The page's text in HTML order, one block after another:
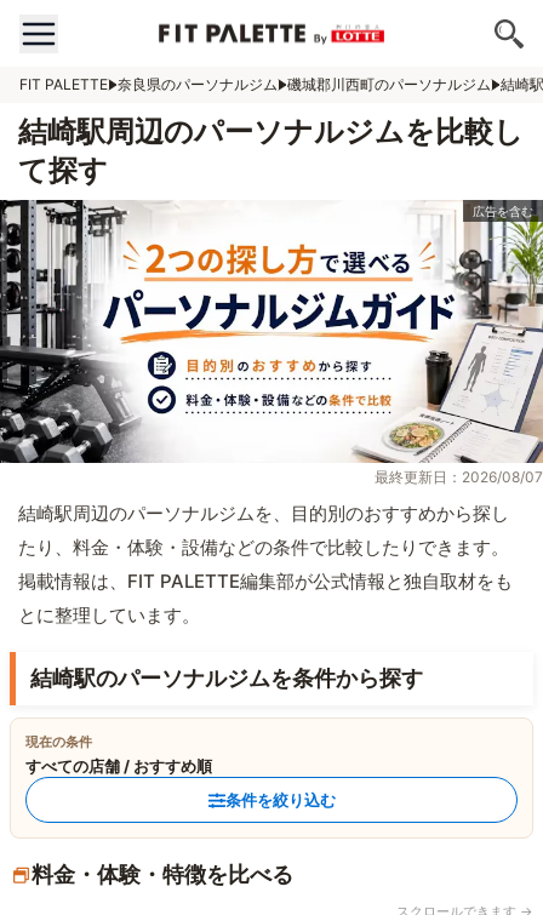
FIT PALETTE 奈良県のパーソナルジム 磯城郡川西町のパーソナルジム 結崎
結崎駅周辺のパーソナルジムを比較し
て探す
最終更新日：2026/08/07
結崎駅周辺のパーソナルジムを、目的別のおすすめから探し
たり、料金・体験・設備などの条件で比較したりできます。
掲載情報は、FIT PALETTE編集部が公式情報と独自取材をも
とに整理しています。
結崎駅のパーソナルジムを条件から探す
現在の条件
すべての店舗 / おすすめ順
条件を絞り込む
料金・体験・特徴を比べる